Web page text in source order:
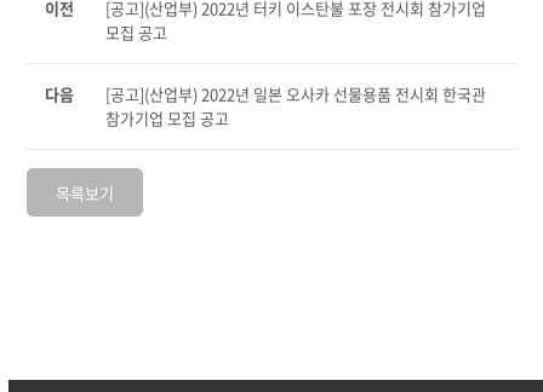
이전
[공고](산업부) 2022년 터키 이스탄불 포장 전시회 참가기업
모집 공고
[공고](산업부) 2022년 일본 오사카 선물용품 전시회 한국관
참가기업 모집 공고
다음
목록보기